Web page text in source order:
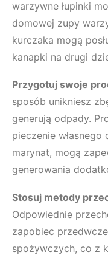
warzywne łupinki
domowej zupy
kurczaka mogą
kanapki na drugi
Przygotuj swoje
sposób unikniesz
generują odpady.
pieczenie
marynat, mogą
generowania
Stosuj metody
Odpowiednie
zapobiec
spożywczych, co z